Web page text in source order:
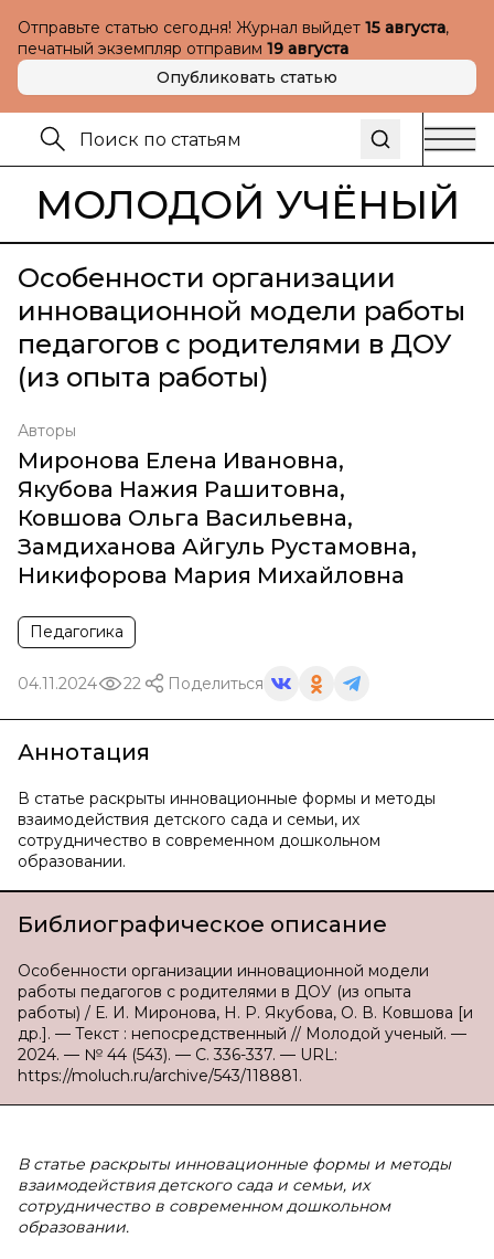
Отправьте статью сегодня! Журнал выйдет 15 августа,
печатный экземпляр отправим 19 августа
Опубликовать статью
МОЛОДОЙ УЧЁНЫЙ
Особенности организации
инновационной модели работы
педагогов с родителями в ДОУ
(из опыта работы)
Авторы
Миронова Елена Ивановна,
Якубова Нажия Рашитовна,
Ковшова Ольга Васильевна,
Замдиханова Айгуль Рустамовна,
Никифорова Мария Михайловна
Педагогика
04.11.2024 22 Поделиться
Аннотация
В статье раскрыты инновационные формы и методы
взаимодействия детского сада и семьи, их
сотрудничество в современном дошкольном
образовании.
Библиографическое описание
Особенности организации инновационной модели
работы педагогов с родителями в ДОУ (из опыта
работы) / Е. И. Миронова, Н. Р. Якубова, О. В. Ковшова [и
др.]. — Текст : непосредственный // Молодой ученый. —
2024. — № 44 (543). — С. 336-337. — URL:
https://moluch.ru/archive/543/118881.
В статье раскрыты инновационные формы и методы
взаимодействия детского сада и семьи, их
сотрудничество в современном дошкольном
образовании.